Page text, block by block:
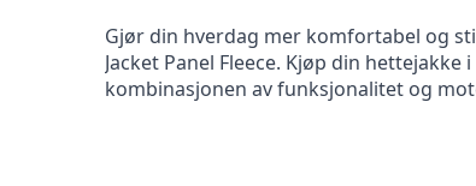
Gjør din hverdag mer komfortabel og
Jacket Panel Fleece. Kjøp din hettejakke
kombinasjonen av funksjonalitet og